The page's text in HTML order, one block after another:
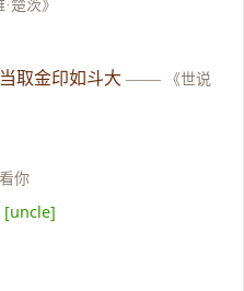
·楚茨》
取金印如斗大 ——
《世说
你
[uncle]